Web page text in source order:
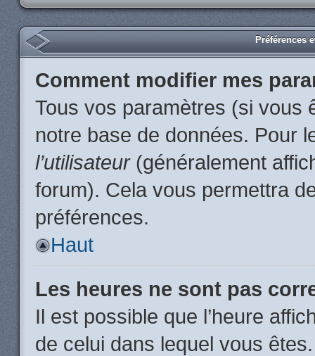
Préférences
Comment modifier mes
Tous vos paramètres (si vous
notre base de données. Pour
l’utilisateur(généralement
forum). Cela vous permettra
préférences.
Haut
Les heures ne sont pas
Il est possible que l’heure
de celui dans lequel vous